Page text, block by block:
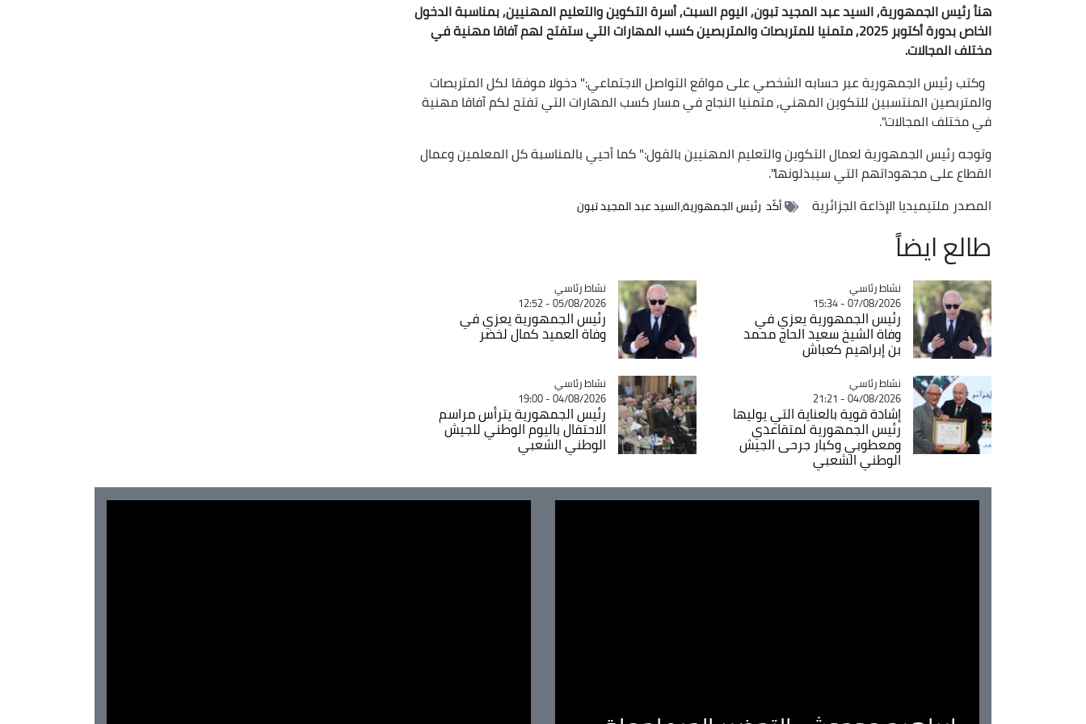
هنأ رئيس الجمهورية, السيد عبد المجيد تبون, اليوم السبت, أسرة التكوين والتعليم المهنيين, بمناسبة الدخول
الخاص بدورة أكتوبر 2025, متمنيا للمتربصات والمتربصين كسب المهارات التي ستفتح لهم آفاقا مهنية في
مختلف المجالات.
وكتب رئيس الجمهورية عبر حسابه الشخصي على مواقع التواصل الاجتماعي:" دخولا موفقا لكل المتربصات
والمتربصين المنتسبين للتكوين المهني, متمنيا النجاح في مسار كسب المهارات التي تفتح لكم آفاقا مهنية
في مختلف المجالات".
وتوجه رئيس الجمهورية لعمال التكوين والتعليم المهنيين بالقول:" كما أحيي بالمناسبة كل المعلمين وعمال
القطاع على مجهوداتهم التي سيبذلونها".
المصدر ملتيميديا الإذاعة الجزائرية أكّد رئيس الجمهورية،السيد عبد المجيد تبون
طالع ايضاً
Catégorie
نشاط رئاسي
07/08/2026 - 15:34
رئيس الجمهورية يعزي في
وفاة الشيخ سعيد الحاج محمد
بن إبراهيم كعباش
Catégorie
نشاط رئاسي
05/08/2026 - 12:52
رئيس الجمهورية يعزي في
وفاة العميد كمال لخضر
Catégorie
نشاط رئاسي
04/08/2026 - 21:21
إشادة قوية بالعناية التي يوليها
رئيس الجمهورية لمتقاعدي
ومعطوبي وكبار جرحى الجيش
الوطني الشعبي
Catégorie
نشاط رئاسي
04/08/2026 - 19:00
رئيس الجمهورية يترأس مراسم
الاحتفال باليوم الوطني للجيش
الوطني الشعبي